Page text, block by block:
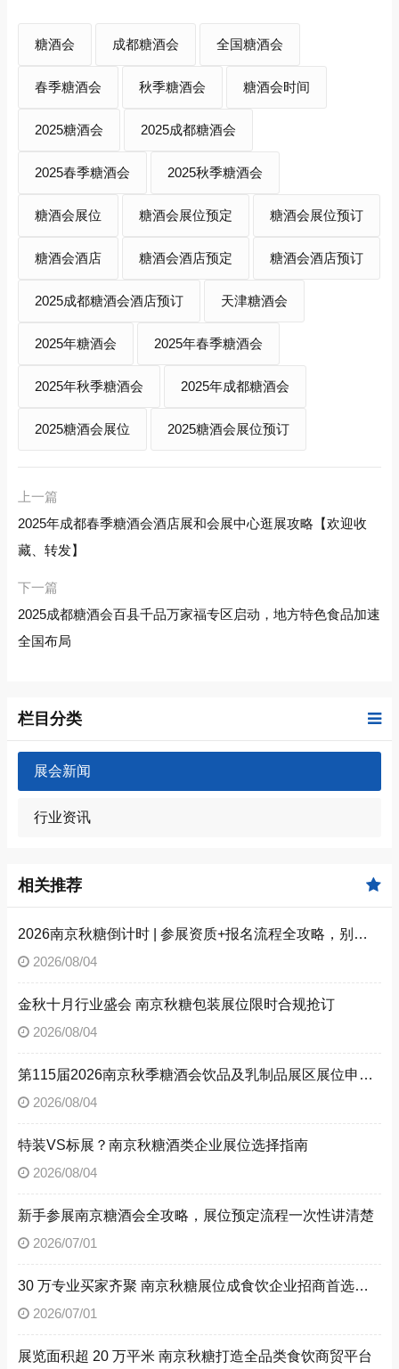
糖酒会 成都糖酒会 全国糖酒会
春季糖酒会 秋季糖酒会 糖酒会时间
2025糖酒会 2025成都糖酒会
2025春季糖酒会 2025秋季糖酒会
糖酒会展位 糖酒会展位预定 糖酒会展位预订
糖酒会酒店 糖酒会酒店预定 糖酒会酒店预订
2025成都糖酒会酒店预订 天津糖酒会
2025年糖酒会 2025年春季糖酒会
2025年秋季糖酒会 2025年成都糖酒会
2025糖酒会展位 2025糖酒会展位预订
上一篇
2025年成都春季糖酒会酒店展和会展中心逛展攻略【欢迎收
藏、转发】
下一篇
2025成都糖酒会百县千品万家福专区启动，地方特色食品加速
全国布局
栏目分类
展会新闻
行业资讯
相关推荐
2026南京秋糖倒计时 | 参展资质+报名流程全攻略，别因手续不全错失良机（附材料清单）
2026/08/04
金秋十月行业盛会 南京秋糖包装展位限时合规抢订
2026/08/04
第115届2026南京秋季糖酒会饮品及乳制品展区展位申请技巧
2026/08/04
特装VS标展？南京秋糖酒类企业展位选择指南
2026/08/04
新手参展南京糖酒会全攻略，展位预定流程一次性讲清楚
2026/07/01
30 万专业买家齐聚 南京秋糖展位成食饮企业招商首选阵地
2026/07/01
展览面积超 20 万平米 南京秋糖打造全品类食饮商贸平台